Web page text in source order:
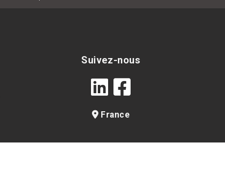
Suivez-nous
France